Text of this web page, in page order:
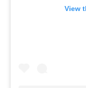
View